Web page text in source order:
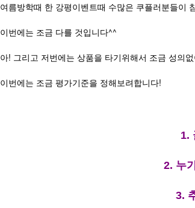
여름방학때 한 강평이벤트때 수많은 쿠플러분들이
이번에는 조금 다를 것입니다^^
아! 그리고 저번에는 상품을 타기위해서 조금 성의
이번에는 조금 평가기준을 정해보려합니다!
1.
2. 누
3.